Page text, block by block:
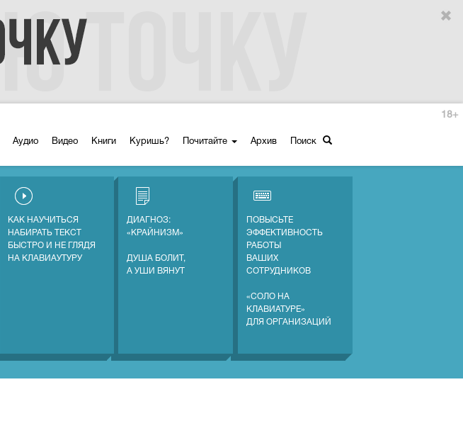
Аудио Видео Книги Куришь? Почитайте Архив Поиск
18+
КАК НАУЧИТЬСЯ
НАБИРАТЬ ТЕКСТ
БЫСТРО И НЕ ГЛЯДЯ
НА КЛАВИАУТУРУ
ДИАГНОЗ:
«КРАЙНИЗМ»
ДУША БОЛИТ,
А УШИ ВЯНУТ
ПОВЫСЬТЕ
ЭФФЕКТИВНОСТЬ
РАБОТЫ
ВАШИХ
СОТРУДНИКОВ
«СОЛО НА
КЛАВИАТУРЕ»
ДЛЯ ОРГАНИЗАЦИЙ